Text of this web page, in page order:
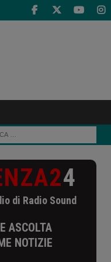
4
di Radio Sound
ASCOLTA
NOTIZIE